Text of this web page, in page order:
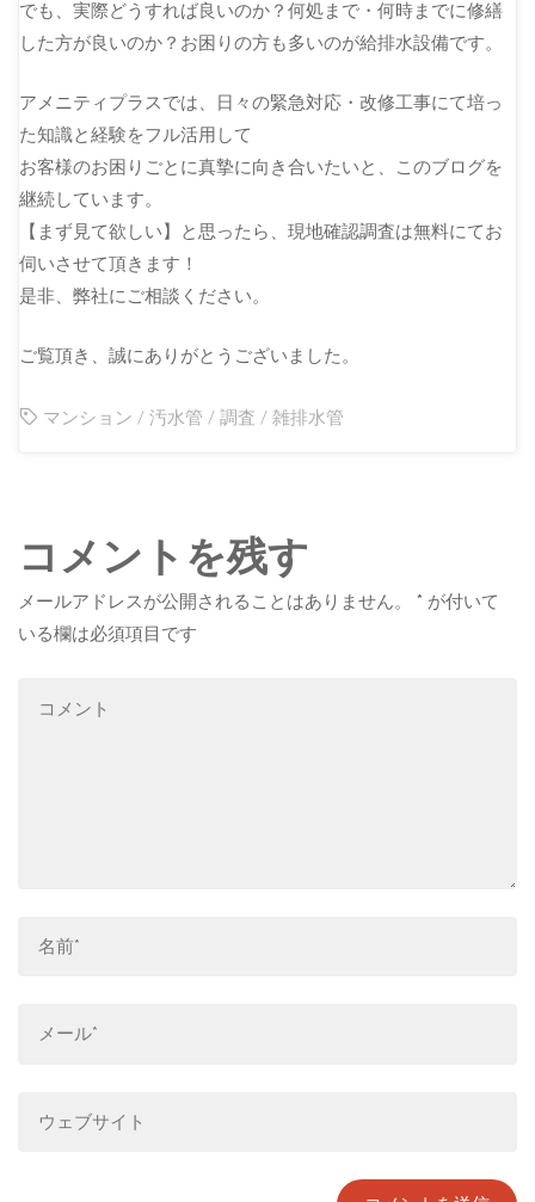
でも、実際どうすれば良いのか？何処まで・何時までに修繕
した方が良いのか？お困りの方も多いのが給排水設備です。
アメニティプラスでは、日々の緊急対応・改修工事にて培っ
た知識と経験をフル活用して
お客様のお困りごとに真摯に向き合いたいと、このブログを
継続しています。
【まず見て欲しい】と思ったら、現地確認調査は無料にてお
伺いさせて頂きます！
是非、弊社にご相談ください。
ご覧頂き、誠にありがとうございました。
マンション / 汚水管 / 調査 / 雑排水管
コメントを残す
メールアドレスが公開されることはありません。 * が付いて
いる欄は必須項目です